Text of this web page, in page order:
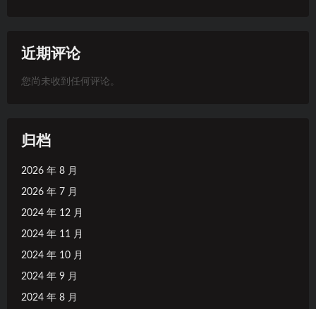
近期评论
您尚未收到任何评论。
归档
2026 年 8 月
2026 年 7 月
2024 年 12 月
2024 年 11 月
2024 年 10 月
2024 年 9 月
2024 年 8 月